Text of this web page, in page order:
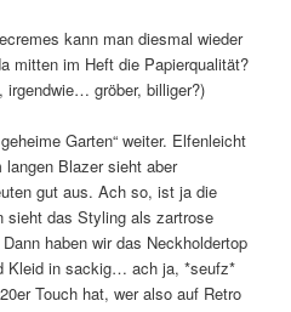
kann man diesmal wieder
mitten im Heft die Papierqualität?
gröber, billiger?)
Garten“ weiter. Elfenleicht
Blazer sieht aber
gut aus. Ach so, ist ja die
sieht das Styling als zartrose
haben wir das Neckholdertop
Kleid in sackig… ach ja, *seufz*
Touch hat, wer also auf Retro